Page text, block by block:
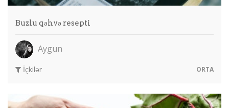
Buzlu qəhvə resepti
Aygun
İçkilər ORTA